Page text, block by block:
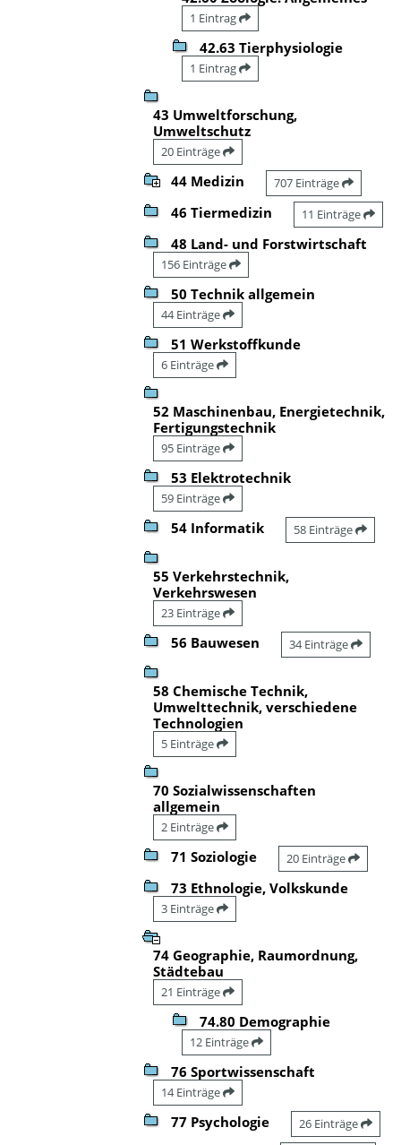
1 Eintrag
42.63 Tierphysiologie
1 Eintrag
43 Umweltforschung,
Umweltschutz
20 Einträge
44 Medizin 707 Einträge
46 Tiermedizin 11 Einträge
48 Land- und Forstwirtschaft
156 Einträge
50 Technik allgemein
44 Einträge
51 Werkstoffkunde
6 Einträge
52 Maschinenbau, Energietechnik,
Fertigungstechnik
95 Einträge
53 Elektrotechnik
59 Einträge
54 Informatik 58 Einträge
55 Verkehrstechnik,
Verkehrswesen
23 Einträge
56 Bauwesen 34 Einträge
58 Chemische Technik,
Umwelttechnik, verschiedene
Technologien
5 Einträge
70 Sozialwissenschaften
allgemein
2 Einträge
71 Soziologie 20 Einträge
73 Ethnologie, Volkskunde
3 Einträge
74 Geographie, Raumordnung,
Städtebau
21 Einträge
74.80 Demographie
12 Einträge
76 Sportwissenschaft
14 Einträge
77 Psychologie 26 Einträge